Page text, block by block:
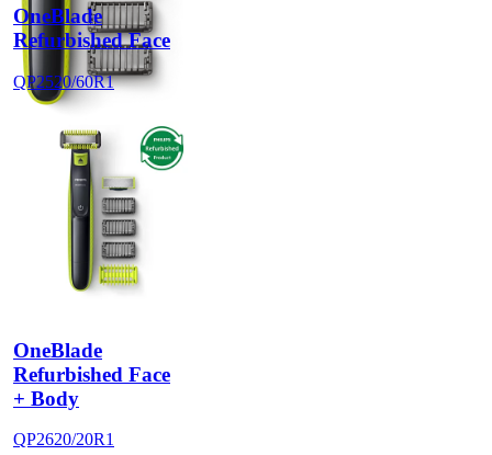
OneBlade
Refurbished Face
QP2520/60R1
OneBlade
Refurbished Face
+ Body
QP2620/20R1